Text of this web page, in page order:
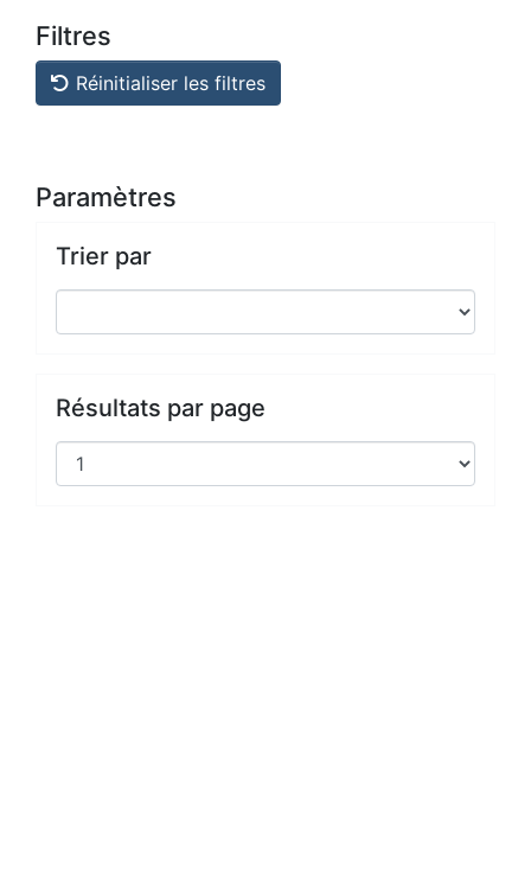
Filtres
Réinitialiser les filtres
Paramètres
Trier par
Résultats par page